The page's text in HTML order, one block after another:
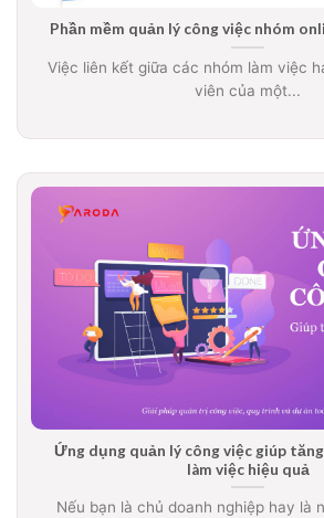
Phần mềm quản lý công việc nhóm
Việc liên kết giữa các nhóm làm việc
viên của một...
Ứng dụng quản lý công việc giúp
làm việc hiệu quả
Nếu bạn là chủ doanh nghiệp hay là